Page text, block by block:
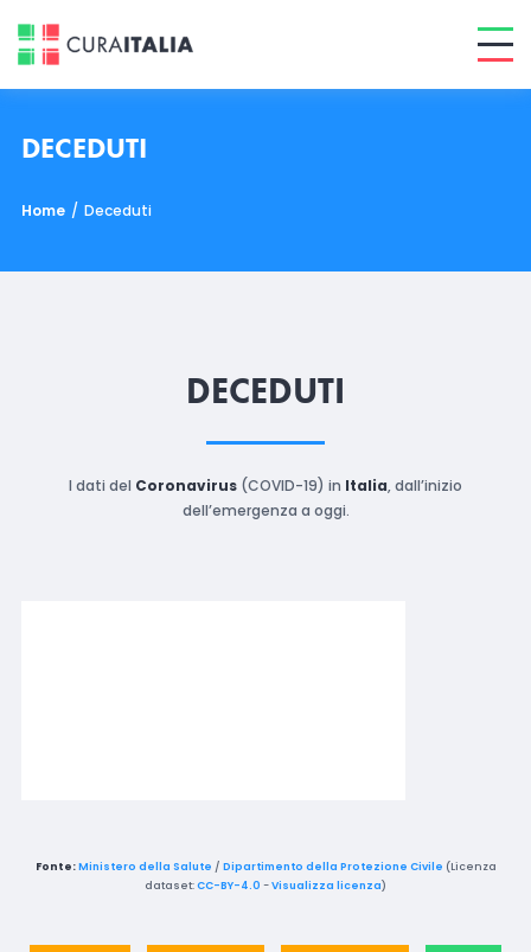
DECEDUTI
Home / Deceduti
DECEDUTI
I dati del Coronavirus (COVID-19) in Italia, dall’inizio
dell’emergenza a oggi.
Fonte: Ministero della Salute / Dipartimento della Protezione Civile (Licenza
dataset:CC-BY-4.0 -Visualizza licenza)